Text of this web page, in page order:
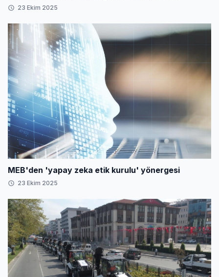
23 Ekim 2025
MEB'den 'yapay zeka etik kurulu' yönergesi
23 Ekim 2025